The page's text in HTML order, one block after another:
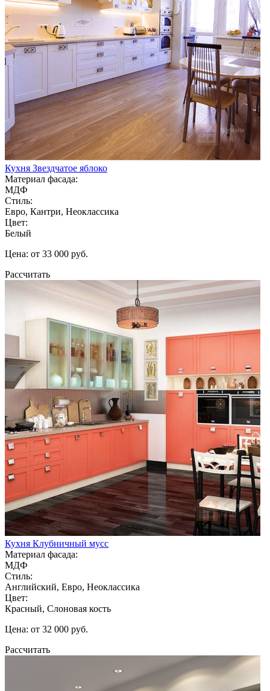
Кухня Звездчатое яблоко
Материал фасада:
МДФ
Стиль:
Евро, Кантри, Неоклассика
Цвет:
Белый
Цена: от 33 000 руб.
Рассчитать
Кухня Клубничный мусс
Материал фасада:
МДФ
Стиль:
Английский, Евро, Неоклассика
Цвет:
Красный, Слоновая кость
Цена: от 32 000 руб.
Рассчитать